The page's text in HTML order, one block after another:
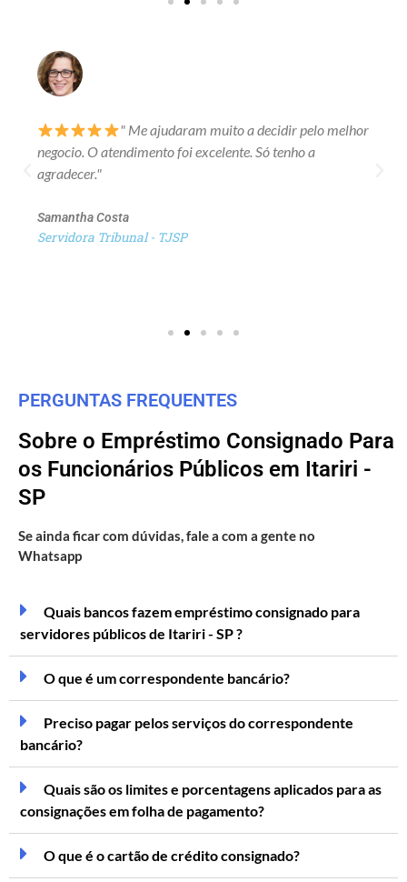
" Me ajudaram muito a decidir pelo melhor
negocio. O atendimento foi excelente. Só tenho a
agradecer."
Samantha Costa
Servidora Tribunal - TJSP
PERGUNTAS FREQUENTES
Sobre o Empréstimo Consignado Para
os Funcionários Públicos em Itariri -
SP
Se ainda ficar com dúvidas, fale a com a gente no
Whatsapp
Quais bancos fazem empréstimo consignado para
servidores públicos de Itariri - SP ?
O que é um correspondente bancário?
Preciso pagar pelos serviços do correspondente
bancário?
Quais são os limites e porcentagens aplicados para as
consignações em folha de pagamento?
O que é o cartão de crédito consignado?